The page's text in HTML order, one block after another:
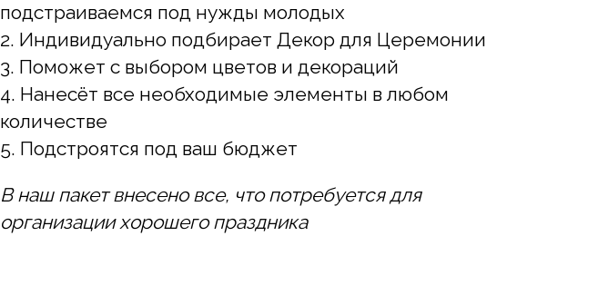
подстраиваемся под нужды молодых
2. Индивидуально подбирает Декор для Церемонии
3. Поможет с выбором цветов и декораций
4. Нанесёт все необходимые элементы в любом
количестве
5. Подстроятся под ваш бюджет
В наш пакет внесено все, что потребуется для
организации хорошего праздника